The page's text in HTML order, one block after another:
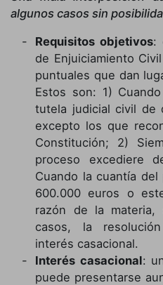
algunos casos sin
Requisitos objetivos:
de Enjuiciamiento
puntuales que dan
Estos son: 1)
tutela judicial civil de
excepto los que
Constitución; 2)
proceso excediere
Cuando la cuantía
600.000 euros o
razón de la materia,
casos, la
interés casacional.
Interés casacional:
puede presentarse